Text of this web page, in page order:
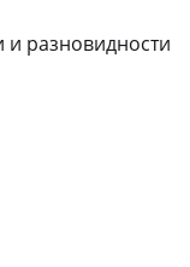
и разновидности